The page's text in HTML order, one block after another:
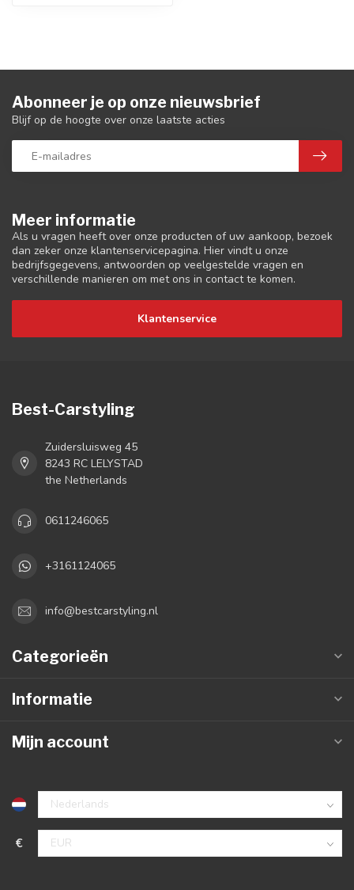
Meer informatie
Als u vragen heeft over onze producten of uw aankoop, bezoek
dan zeker onze klantenservicepagina. Hier vindt u onze
bedrijfsgegevens, antwoorden op veelgestelde vragen en
verschillende manieren om met ons in contact te komen.
Klantenservice
Abonneer je op onze nieuwsbrief
Blijf op de hoogte over onze laatste acties
Best-Carstyling
Zuidersluisweg 45
8243 RC LELYSTAD
the Netherlands
0611246065
+3161124065
info@bestcarstyling.nl
Categorieën
Informatie
Mijn account
€